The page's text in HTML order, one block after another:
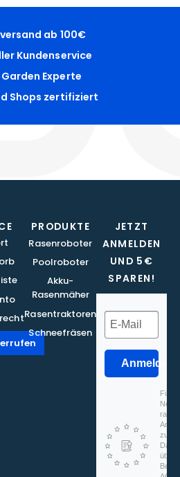
ab 100€
Kundenservice
Experte
Shops zertifiziert
JETZT
ANMELDEN
UND 5€
SPAREN!
Anmelden
Für
zu,
PRODUKTE
Rasenroboter
Poolroboter
Akku-
Rasenmäher
Rasentraktoren
Schneefräsen